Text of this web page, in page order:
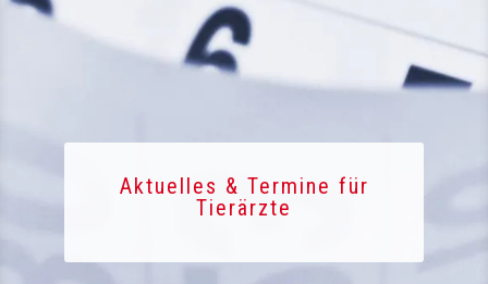
Aktuelles & Termine für
Tierärzte